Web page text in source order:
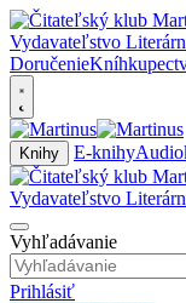
Doručenie
Knihy E-knihy
Vyhľadávanie
Prihlásiť